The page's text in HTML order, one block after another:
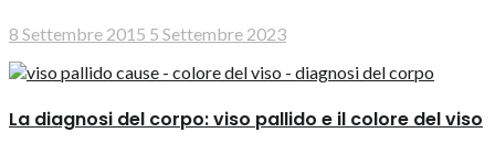
8 Settembre 2015 5 Settembre 2023
La diagnosi del corpo: viso pallido e il colore del viso